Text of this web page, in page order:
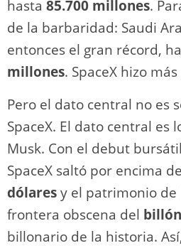
hasta 85.700 millones.
de la barbaridad: Saudi
entonces el gran récord,
millones. SpaceX hizo
Pero el dato central no es
SpaceX. El dato central es
Musk. Con el debut
SpaceX saltó por encima
dólaresy el patrimonio de
frontera obscena del billón
billonario de la historia.